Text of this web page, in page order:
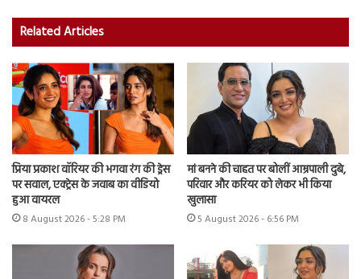
Related Articles
प्रिया प्रकाश वॉरियर की भगवा रंग की ड्रेस
पर सवाल, एक्ट्रेस के जवाब का वीडियो
हुआ वायरल
8 August 2026 - 5:28 PM
मां बनने की चाहत पर बोलीं आम्रपाली दुबे,
परिवार और करियर को लेकर भी किया
खुलासा
5 August 2026 - 6:56 PM